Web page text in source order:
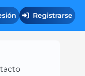
Registrarse